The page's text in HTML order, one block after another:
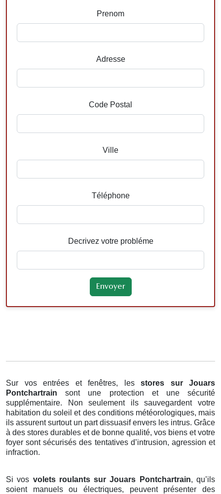
Prenom
Adresse
Code Postal
Ville
Téléphone
Decrivez votre probléme
Sur vos entrées et fenêtres, les stores
sur Jouars
Pontchartrainsont une protection et une sécurité
supplémentaire. Non seulement ils sauvegardent votre
habitation du soleil et des conditions météorologiques, mais
ils assurent surtout un part dissuasif envers les intrus. Grâce
à des stores durables et de bonne qualité, vos biens et votre
foyer sont sécurisés des tentatives d’intrusion, agression et
infraction.
Si vos volets roulants sur Jouars Pontchartrain, qu’ils
soient manuels ou électriques, peuvent présenter des